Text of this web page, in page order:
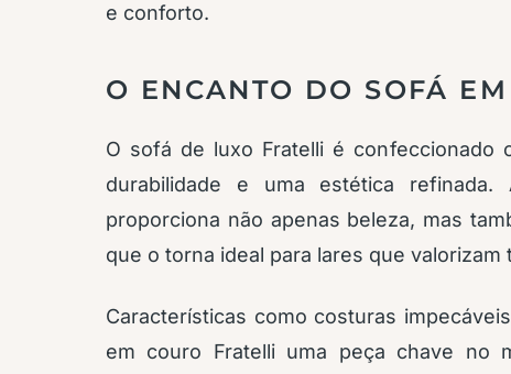
e conforto.
O ENCANTO DO SOFÁ
O sofá de luxo Fratelli é confeccionado
durabilidade e uma estética
proporciona não apenas beleza, mas
que o torna ideal para lares que
Características como costuras
em couro Fratelli uma peça chave no